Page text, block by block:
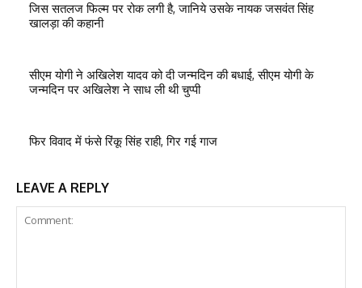
जिस सतलज फिल्म पर रोक लगी है, जानिये उसके नायक जसवंत सिंह
खालड़ा की कहानी
सीएम योगी ने अखिलेश यादव को दी जन्मदिन की बधाई, सीएम योगी के
जन्मदिन पर अखिलेश ने साध ली थी चुप्पी
फिर विवाद में फंसे रिंकू सिंह राही, गिर गई गाज
LEAVE A REPLY